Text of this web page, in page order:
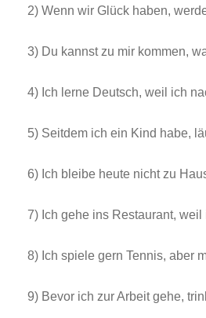
2) Wenn wir Glück haben,
3) Du kannst zu mir kommen,
4) Ich lerne Deutsch, weil ich
5) Seitdem ich ein Kind habe,
6) Ich bleibe heute nicht zu
7) Ich gehe ins Restaurant,
8) Ich spiele gern Tennis, aber
9) Bevor ich zur Arbeit gehe,